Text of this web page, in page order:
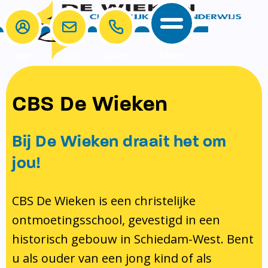
School
School
Onze visie rondom christelijke
identiteit
Pedagogisch klimaat en veiligheid
Bibliotheek
Ondersteuning
Ouders
MR & GMR
Aanmelden nieuwe leerling
Verlof aanvragen
Bibliotheek op school
Te weinig geld?
Contact
E-mail
CBS De Wieken
Bij De Wieken draait het om
jou!
CBS De Wieken is een christelijke
ontmoetingsschool, gevestigd in een
historisch gebouw in Schiedam-West. Bent
u als ouder van een jong kind of als